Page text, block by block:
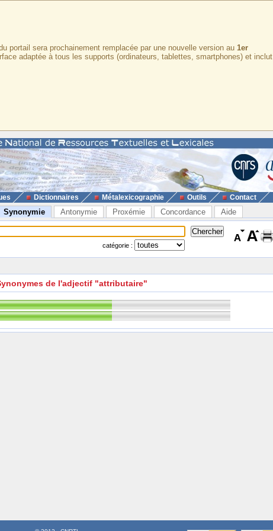
portail sera prochainement remplacée par une nouvelle version au 1er
adaptée à tous les supports (ordinateurs, tablettes, smartphones) et inclut
Dictionnaires Métalexicographie Outils Contact
Synonymie Antonymie Proxémie Concordance Aide
catégorie :
de l'adjectif "attributaire"